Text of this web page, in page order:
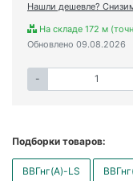
Нашли дешевле?
На складе 172 м
Обновлено 09.08.2026
-
Подборки товаров:
ВВГнг(А)-LS